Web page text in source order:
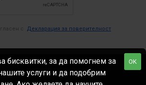
с Декларация за поверителност
2026 Всички права запазени
OK
бисквитки, за да помогнем за
услуги и да подобрим